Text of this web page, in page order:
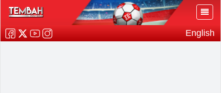
English